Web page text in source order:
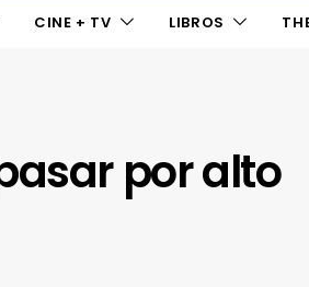
CINE + TV LIBROS
por alto